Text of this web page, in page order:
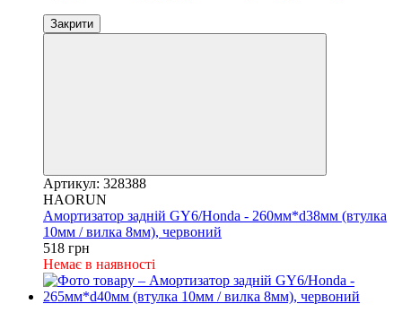
Закрити
Артикул: 328388
HAORUN
Амортизатор задній GY6/Honda - 260мм*d38мм (втулка
10мм / вилка 8мм), червоний
518 грн
Немає в наявності